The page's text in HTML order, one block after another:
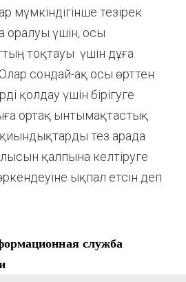
мүмкіндігінше тезірек
оралуы үшін, осы
тоқтауы үшін дұға
сондай-ақ осы өрттен
қолдау үшін бірігуге
ортақ ынтымақтастық
қиындықтарды тез арада
қалпына келтіруге
ықпал етсін деп
служба